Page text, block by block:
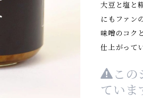
大豆と塩と
にもファン
味噌のコク
仕上がって
こ
ていま